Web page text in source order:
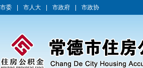
市委 市人大 市政府 市政协